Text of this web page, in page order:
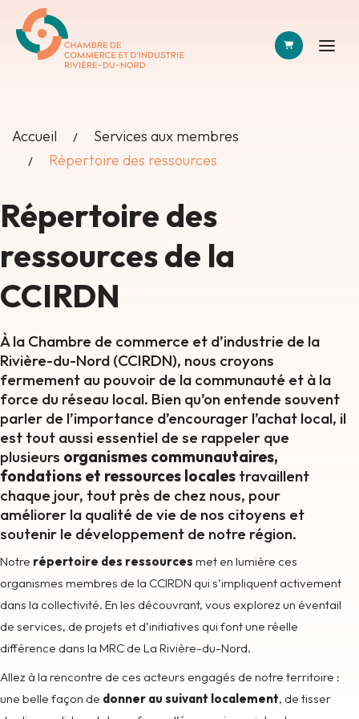
PANIER
Accueil
Services aux membres
Répertoire des ressources
Répertoire des
ressources de la
CCIRDN
À la Chambre de commerce et d’industrie de la
Rivière-du-Nord (CCIRDN), nous croyons
fermement au pouvoir de la communauté et à la
force du réseau local. Bien qu’on entende souvent
parler de l’importance d’encourager l’achat local, il
est tout aussi essentiel de se rappeler que
plusieurs organismes communautaires,
fondations et ressources locales travaillent
chaque jour, tout près de chez nous, pour
améliorer la qualité de vie de nos citoyens et
soutenir le développement de notre région.
Notre répertoire des ressources met en lumière ces
organismes membres de la CCIRDN qui s’impliquent activement
dans la collectivité. En les découvrant, vous explorez un éventail
de services, de projets et d’initiatives qui font une réelle
différence dans la MRC de La Rivière-du-Nord.
Allez à la rencontre de ces acteurs engagés de notre territoire :
une belle façon de donner au suivant localement, de tisser